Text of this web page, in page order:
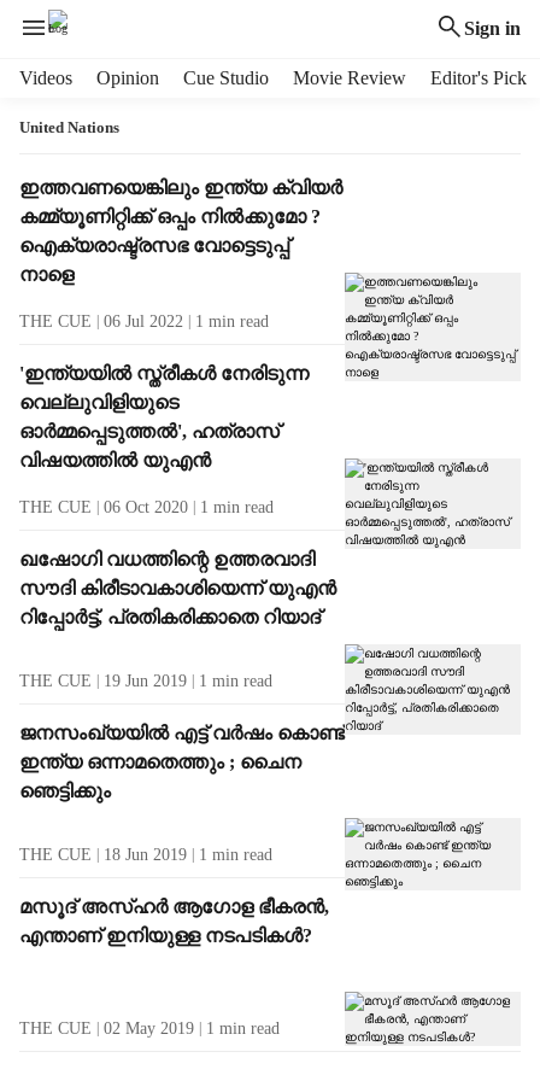
Sign in
Videos Opinion Cue Studio Movie Review Editor's Pick
United Nations
T
a
g
R
s
l
t
s
ഇത്തവണയെങ്കിലും ഇന്ത്യ ക്വിയര്‍
കമ്മ്യൂണിറ്റിക്ക് ഒപ്പം നില്‍ക്കുമോ ?
ഐക്യരാഷ്ട്രസഭ വോട്ടെടുപ്പ്
നാളെ
THE CUE 06 Jul 2022 1 min read
'ഇന്ത്യയില്‍ സ്ത്രീകള്‍ നേരിടുന്ന
വെല്ലുവിളിയുടെ
ഓര്‍മ്മപ്പെടുത്തല്‍', ഹത്രാസ്
വിഷയത്തില്‍ യുഎന്‍
THE CUE 06 Oct 2020 1 min read
ഖഷോഗി വധത്തിന്റെ ഉത്തരവാദി
സൗദി കിരീടാവകാശിയെന്ന് യുഎന്‍
റിപ്പോര്‍ട്ട്, പ്രതികരിക്കാതെ റിയാദ്
THE CUE 19 Jun 2019 1 min read
ജനസംഖ്യയില്‍ എട്ട് വര്‍ഷം കൊണ്ട്
ഇന്ത്യ ഒന്നാമതെത്തും ; ചൈന
ഞെട്ടിക്കും
THE CUE 18 Jun 2019 1 min read
മസൂദ് അസ്ഹര്‍ ആഗോള ഭീകരന്‍,
എന്താണ് ഇനിയുള്ള നടപടികള്‍?
THE CUE 02 May 2019 1 min read